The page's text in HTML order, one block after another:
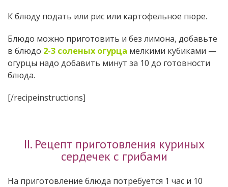
К блюду подать или рис или картофельное пюре.
Блюдо можно приготовить и без лимона, добавьте
в блюдо 2-3 соленых огурца мелкими кубиками —
огурцы надо добавить минут за 10 до готовности
блюда.
[/recipeinstructions]
II. Рецепт приготовления куриных
сердечек с грибами
На приготовление блюда потребуется 1 час и 10